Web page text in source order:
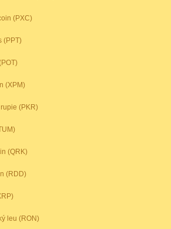
(PXC)
(PPT)
(XPM)
(PKR)
(QRK)
(RDD)
leu (RON)